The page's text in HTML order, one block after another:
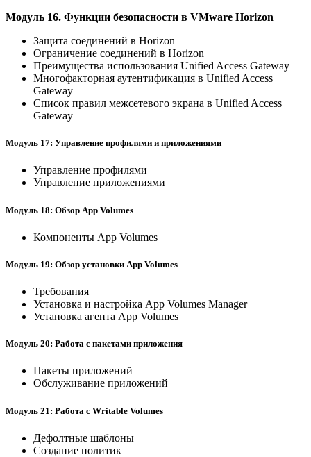
Модуль 16. Функции безопасности в VMware Horizon
Защита соединений в Horizon
Ограничение соединений в Horizon
Преимущества использования Unified Access Gateway
Многофакторная аутентификация в Unified Access
Gateway
Список правил межсетевого экрана в Unified Access
Gateway
Модуль 17: Управление профилями и приложениями
Управление профилями
Управление приложениями
Модуль 18: Обзор App Volumes
Компоненты App Volumes
Модуль 19: Обзор установки App Volumes
Требования
Установка и настройка App Volumes Manager
Установка агента App Volumes
Модуль 20: Работа с пакетами приложения
Пакеты приложений
Обслуживание приложений
Модуль 21: Работа с Writable Volumes
Дефолтные шаблоны
Создание политик